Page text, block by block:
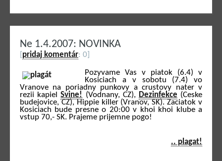
Ne 1.4.2007: NOVINKA
pridaj komentár: 0]
Pozyvame Vas v piatok (6.4) v
Kosiciach a v sobotu (7.4) vo
Vranove na poriadny punkovy a crustovy nater v
rezii kapielSvine! (Vodnany, CZ), Dezinfekce (Ceske
budejovice, CZ), Hippie killer (Vranov, SK). Zaciatok v
Kosiciach bude presne o 20:00 v khoi khoi klube a
vstup 70,- SK. Prajeme prijemne pogo!
.. plagat!